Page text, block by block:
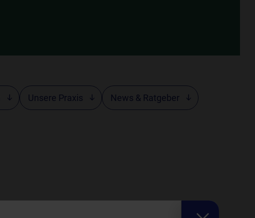
Unsere Praxis News & Ratgeber